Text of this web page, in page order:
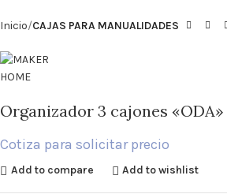
Inicio CAJAS PARA MANUALIDADES
Organizador 3 cajones «ODA»
Cotiza para solicitar precio
Add to compare Add to wishlist